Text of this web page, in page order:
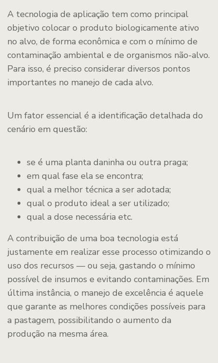
A tecnologia de aplicação tem como principal
objetivo colocar o produto biologicamente ativo
no alvo, de forma econômica e com o mínimo de
contaminação ambiental e de organismos não-alvo.
Para isso, é preciso considerar diversos pontos
importantes no manejo de cada alvo.
Um fator essencial é a identificação detalhada do
cenário em questão:
se é uma planta daninha ou outra praga;
em qual fase ela se encontra;
qual a melhor técnica a ser adotada;
qual o produto ideal a ser utilizado;
qual a dose necessária etc.
A contribuição de uma boa tecnologia está
justamente em realizar esse processo otimizando o
uso dos recursos — ou seja, gastando o mínimo
possível de insumos e evitando contaminações. Em
última instância, o manejo de excelência é aquele
que garante as melhores condições possíveis para
a pastagem, possibilitando o aumento da
produção na mesma área.